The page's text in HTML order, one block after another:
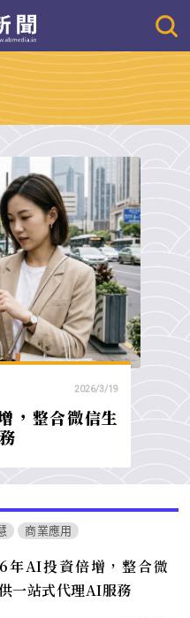
2026/3/19
，整合微信生
商業應用
年AI投資倍增，整合微
一站式代理AI服務